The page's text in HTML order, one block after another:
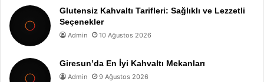
Glutensiz Kahvaltı Tarifleri: Sağlıklı ve Lezzetli
Seçenekler
Admin 10 Ağustos 2026
Giresun’da En İyi Kahvaltı Mekanları
Admin 9 Ağustos 2026